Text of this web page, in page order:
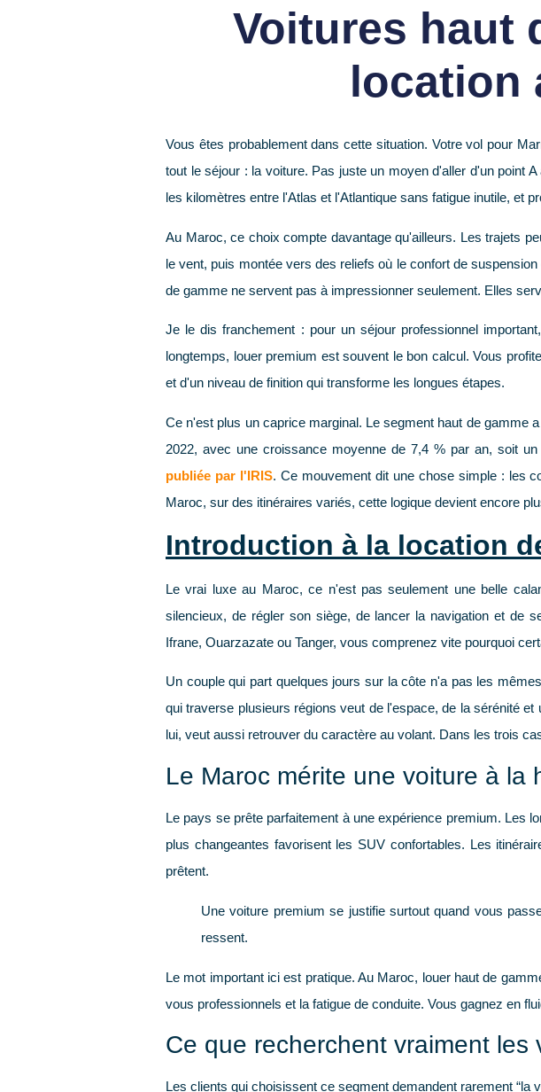
Voitures haut
location
Vous êtes probablement dans cette situation. Votre vol pour
tout le séjour : la voiture. Pas juste un moyen d'aller d'un point
les kilomètres entre l'Atlas et l'Atlantique sans fatigue inutile, et
Au Maroc, ce choix compte davantage qu'ailleurs. Les trajets
le vent, puis montée vers des reliefs où le confort de
de gamme ne servent pas à impressionner seulement. Elles
Je le dis franchement : pour un séjour professionnel
longtemps, louer premium est souvent le bon calcul. Vous
et d'un niveau de finition qui transforme les longues étapes.
Ce n'est plus un caprice marginal. Le segment haut de gamme
2022, avec une croissance moyenne de 7,4 % par an, soit
publiée par l'IRIS. Ce mouvement dit une chose simple : les
Maroc, sur des itinéraires variés, cette logique devient encore
Introduction à la location
Le vrai luxe au Maroc, ce n'est pas seulement une belle
silencieux, de régler son siège, de lancer la navigation et de
Ifrane, Ouarzazate ou Tanger, vous comprenez vite pourquoi
Un couple qui part quelques jours sur la côte n'a pas les
qui traverse plusieurs régions veut de l'espace, de la sérénité
lui, veut aussi retrouver du caractère au volant. Dans les trois
Le Maroc mérite une voiture à la
Le pays se prête parfaitement à une expérience premium. Les
plus changeantes favorisent les SUV confortables. Les
prêtent.
Une voiture premium se justifie surtout quand vous
ressent.
Le mot important ici est pratique. Au Maroc, louer haut de
vous professionnels et la fatigue de conduite. Vous gagnez en
Ce que recherchent vraiment les
Les clients qui choisissent ce segment demandent rarement “la